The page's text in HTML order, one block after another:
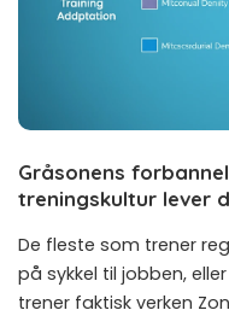
Gråsonens
treningskultur lever
De fleste som trener
på sykkel til jobben,
trener faktisk verken